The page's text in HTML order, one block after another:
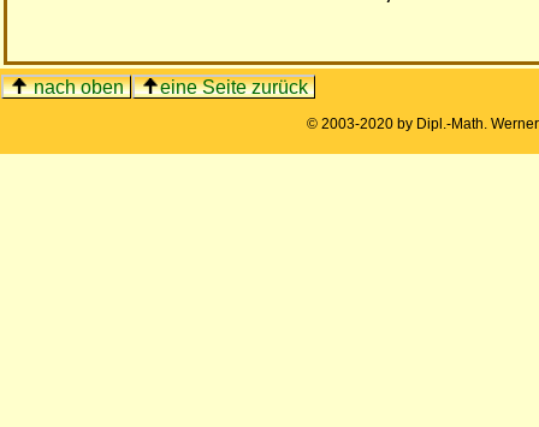
nach oben eine Seite zurück
© 2003-2020 by Dipl.-Math.